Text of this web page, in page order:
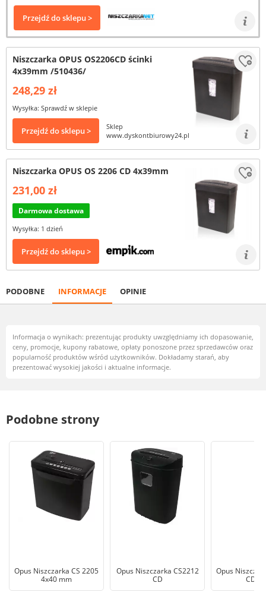
Przejdź do sklepu >
Niszczarka OPUS OS2206CD ścinki
4x39mm /510436/
248,29 zł
Wysyłka: Sprawdź w sklepie
Przejdź do sklepu >
Sklep
www.dyskontbiurowy24.pl
Niszczarka OPUS OS 2206 CD 4x39mm
231,00 zł
Darmowa dostawa
Wysyłka: 1 dzień
Przejdź do sklepu >
PODOBNE INFORMACJE OPINIE
Informacja o wynikach: prezentując produkty uwzględniamy ich dopasowanie,
ceny, promocje, kupony rabatowe, opłaty ponoszone przez sprzedawców oraz
popularność produktów wśród użytkowników. Dokładamy starań, aby
prezentować wysokiej jakości i aktualne informacje.
Podobne strony
Opus Niszczarka CS 2205
4x40 mm
Opus Niszczarka CS2212
CD
Opus
CD